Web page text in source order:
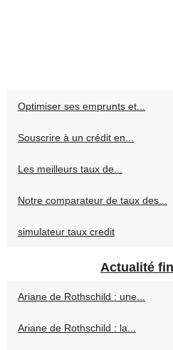
Optimiser ses emprunts et...
Souscrire à un crédit en...
Les meilleurs taux de...
Notre comparateur de taux des...
simulateur taux credit
Actualité
Ariane de Rothschild : une...
Ariane de Rothschild : la...